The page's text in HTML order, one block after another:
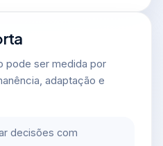
pode ser medida por
adaptação e
decisões com